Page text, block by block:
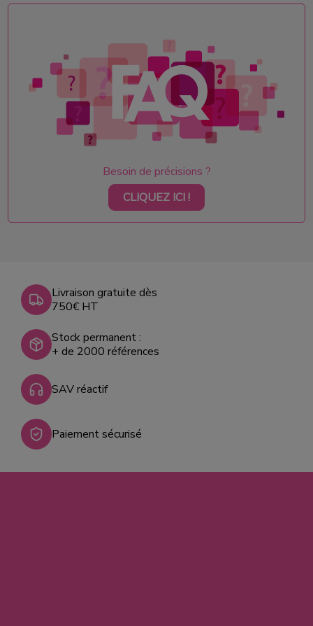
Besoin de précisions ?
CLIQUEZ ICI !
Livraison gratuite dès
750€ HT
Stock permanent :
+ de 2000 références
SAV réactif
Paiement sécurisé